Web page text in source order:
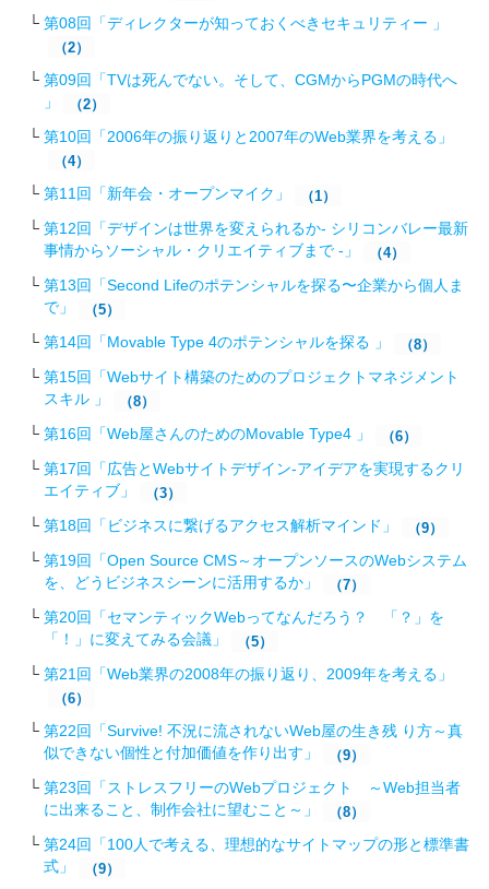
第08回「ディレクターが知っておくべきセキュリティー 」
（2）
第09回「TVは死んでない。そして、CGMからPGMの時代へ
」
（2）
第10回「2006年の振り返りと2007年のWeb業界を考える」
（4）
第11回「新年会・オープンマイク」 （1）
第12回「デザインは世界を変えられるか- シリコンバレー最新
事情からソーシャル・クリエイティブまで -」
（4）
第13回「Second Lifeのポテンシャルを探る〜企業から個人ま
で」
（5）
第14回「Movable Type 4のポテンシャルを探る 」 （8）
第15回「Webサイト構築のためのプロジェクトマネジメント
スキル 」
（8）
第16回「Web屋さんのためのMovable Type4 」 （6）
第17回「広告とWebサイトデザイン-アイデアを実現するクリ
エイティブ」
（3）
第18回「ビジネスに繋げるアクセス解析マインド」 （9）
第19回「Open Source CMS～オープンソースのWebシステム
を、どうビジネスシーンに活用するか」
（7）
第20回「セマンティックWebってなんだろう？ 「？」を
「！」に変えてみる会議」
（5）
第21回「Web業界の2008年の振り返り、2009年を考える」
（6）
第22回「Survive! 不況に流されないWeb屋の生き残 り方～真
似できない個性と付加価値を作り出す」
（9）
第23回「ストレスフリーのWebプロジェクト ～Web担当者
に出来ること、制作会社に望むこと～」
（8）
第24回「100人で考える、理想的なサイトマップの形と標準書
式」
（9）